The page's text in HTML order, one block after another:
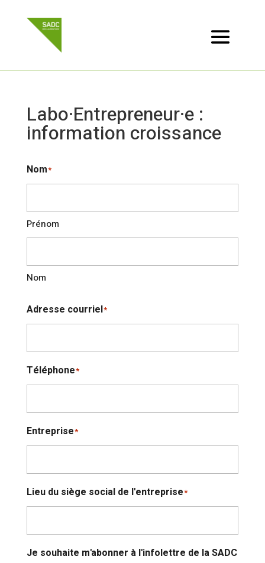
Labo·Entrepreneur·e :
information croissance
Nom*
Prénom
Nom
Adresse courriel*
Téléphone*
Entreprise*
Lieu du siège social de l'entreprise*
Je souhaite m'abonner à l'infolettre de la SADC